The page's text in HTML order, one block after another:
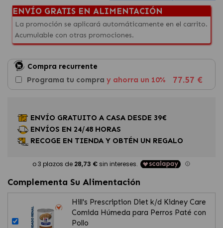
ENVÍO GRATIS EN ALIMENTACIÓN
La promoción se aplicará automáticamente en el carrito.
Acumulable con otras promociones.
Compra recurrente
Programa tu compra y ahorra un 10% 77.57 €
ENVÍO GRATUITO A CASA DESDE 39€
ENVÍOS EN 24/48 HORAS
RECOGE EN TIENDA Y OBTÉN UN REGALO
Complementa Su Alimentación
Hill's Prescription Diet k/d Kidney Care
Comida Húmeda para Perros Paté con
Pollo